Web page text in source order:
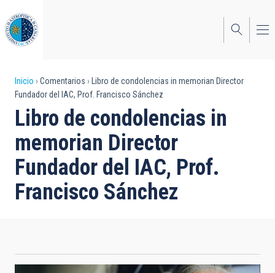
al
contenido
principal
Sobrescribir
enlaces
de
ayuda
a
la
Inicio Comentarios
Libro de condolencias in memorian Director
Fundador del IAC, Prof. Francisco Sánchez
Libro de condolencias in
memorian Director
Fundador del IAC, Prof.
Francisco Sánchez